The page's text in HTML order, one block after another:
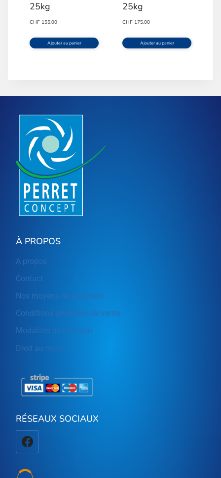
25kg
CHF 155.00
Ajouter au panier
25kg
CHF 175.00
Ajouter au panier
À PROPOS
A propos
Contact
Nos moyens de paiement
Conditions générales de vente
Modalités de livraison
Droit au retour
RÉSEAUX SOCIAUX